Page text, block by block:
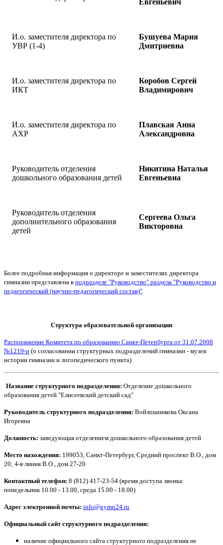
Евгеньевич
И.о. заместителя директора по
УВР (1-4)
Бушуева Мария
Дмитриевна
И.о. заместителя директора по
ИКТ
Коробов Сергей
Владимирович
И.о. заместителя директора по
АХР
Плавская Анна
Александровна
Руководитель отделения
дошкольного образования детей
Никитина Наталья
Евгеньевна
Руководитель отделения
дополнительного образования
детей
Сергеева Ольга
Викторовна
Более подробная информация о директоре и заместителях директора
гимназии представлена в подразделе "Руководство" раздела "Руководство и
педагогический (научно-педагогический состав)"
Структура образовательной организации
Распоряжение Комитета по образованию Санкт-Петербурга от 31.07.2008
№1219-р (о согласовании структурных подразделений гимназии - музея
истории гимназии и логопедического пункта)
Название структурного подразделения: Отделение дошкольного
образования детей "Елисеевский детский сад"
Руководитель структурного подразделения: Войлошникова Оксана
Игоревна
Должность: заведующая отделением дошкольного образования детей
Место нахождения: 199053, Санкт-Петербург, Средний проспект В.О., дом
20; 4-я линия В.О., дом 27-20
Контактный телефон: 8 (812) 417-23-54 (время доступа звонка:
понедельник 10.00 - 13.00, среда 15.00 - 18.00)
Адрес электронной почты: info@gymn24.ru
Официальный сайт структурного подразделения:
наличие официального сайта структурного подразделения не